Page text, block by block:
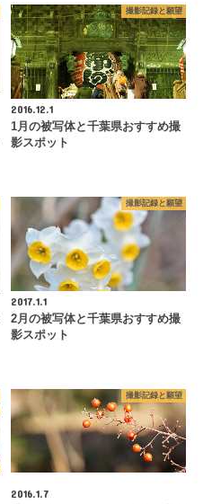
撮影記録と願望
2016.12.1
1月の被写体と千葉県おすすめ撮
影スポット
撮影記録と願望
2017.1.1
2月の被写体と千葉県おすすめ撮
影スポット
撮影記録と願望
2016.1.7